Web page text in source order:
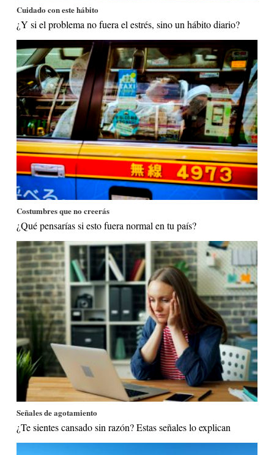
Cuidado con este hábito
¿Y si el problema no fuera el estrés, sino un hábito diario?
Costumbres que no creerás
¿Qué pensarías si esto fuera normal en tu país?
Señales de agotamiento
¿Te sientes cansado sin razón? Estas señales lo explican